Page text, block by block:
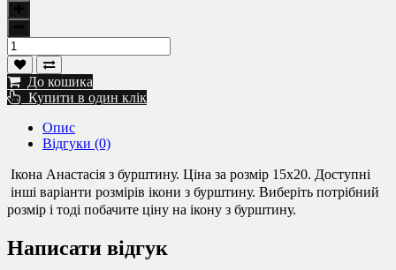
До кошика
Купити в один клік
Опис
Відгуки (0)
Ікона Анастасія з бурштину. Ціна за розмір 15х20. Доступні
інші варіанти розмірів ікони з бурштину. Виберіть потрібний
розмір і тоді побачите ціну на ікону з бурштину.
Написати відгук